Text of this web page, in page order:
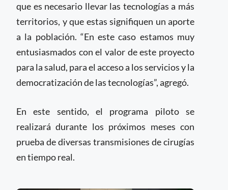
que es necesario llevar las tecnologías a más
territorios, y que estas signifiquen un aporte
a la población. “En este caso estamos muy
entusiasmados con el valor de este proyecto
para la salud, para el acceso a los servicios y la
democratización de las tecnologías”, agregó.
En este sentido, el programa piloto se
realizará durante los próximos meses con
prueba de diversas transmisiones de cirugías
en tiempo real.